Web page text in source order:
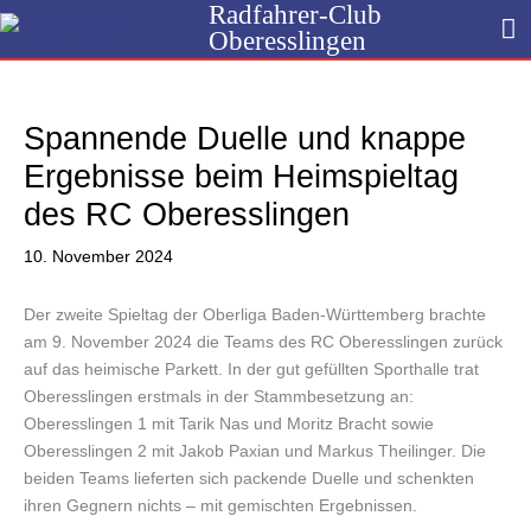
Zum
Radfahrer-Club
Oberesslingen
Spannende Duelle und knappe
Ergebnisse beim Heimspieltag
des RC Oberesslingen
10. November 2024
Der zweite Spieltag der Oberliga Baden-Württemberg brachte
am 9. November 2024 die Teams des RC Oberesslingen zurück
auf das heimische Parkett. In der gut gefüllten Sporthalle trat
Oberesslingen erstmals in der Stammbesetzung an:
Oberesslingen 1 mit Tarik Nas und Moritz Bracht sowie
Oberesslingen 2 mit Jakob Paxian und Markus Theilinger. Die
beiden Teams lieferten sich packende Duelle und schenkten
ihren Gegnern nichts – mit gemischten Ergebnissen.